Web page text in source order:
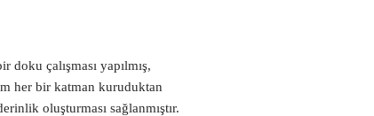
çalışması yapılmış,
her bir katman kuruduktan
oluşturması sağlanmıştır.